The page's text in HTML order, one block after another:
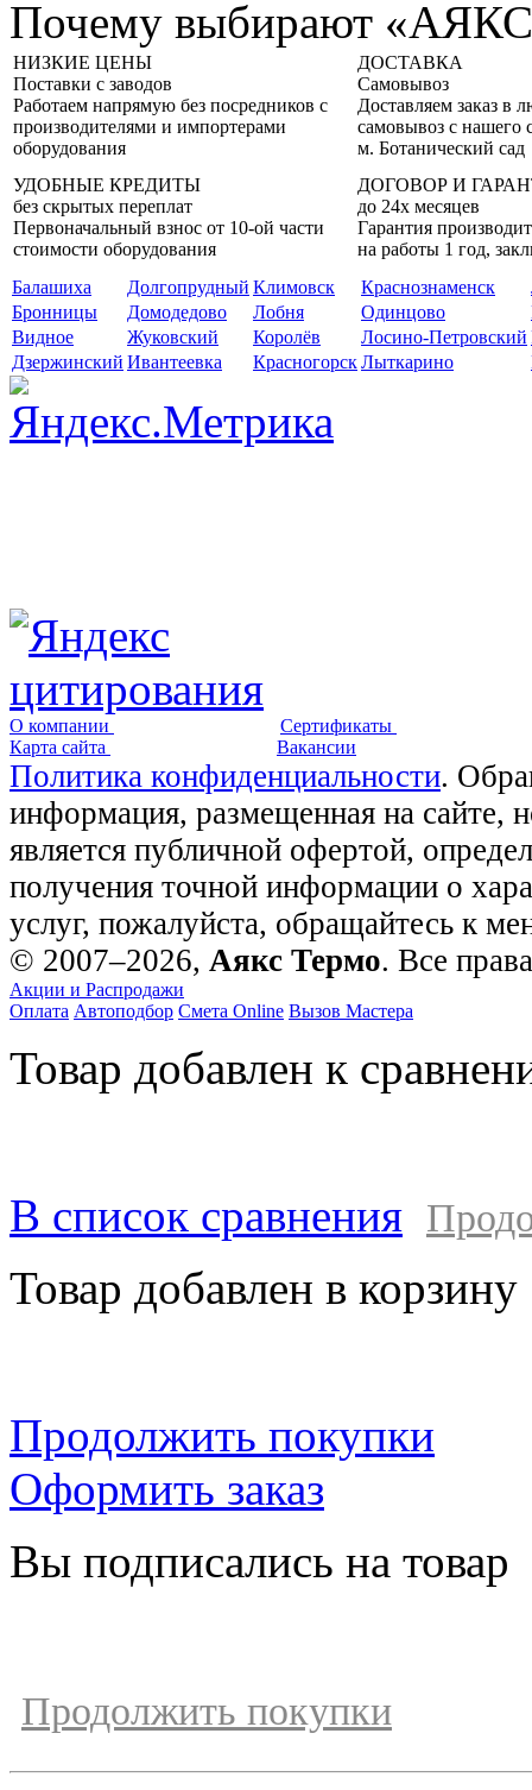
Почему выбирают
НИЗКИЕ ЦЕНЫ
Поставки с заводов
Работаем напрямую без посредников с
производителями и импортерами
оборудования
ДОСТАВКА
Самовывоз
Доставляем заказ в
самовывоз с нашего
м. Ботанический сад
УДОБНЫЕ КРЕДИТЫ
без скрытых переплат
Первоначальный взнос от 10-ой части
стоимости оборудования
ДОГОВОР И
до 24х месяцев
Гарантия
на работы 1 год,
Балашиха
Долгопрудный Климовск Краснознаменск
Бронницы
Домодедово Лобня Одинцово
Видное
Жуковский Королёв Лосино-Петровский
Дзержинский Ивантеевка КрасногорскЛыткарино
О компании
Сертификаты
Карта сайта
Вакансии
Политика конфиденциальности.
информация, размещенная на сайте,
является публичной офертой,
получения точной информации о
услуг, пожалуйста, обращайтесь к
© 2007–2026, Аякс Термо. Все
Акции и Распродажи
Оплата Автоподбор Смета Online Вызов Мастера
Товар добавлен к
В список сравнения
Товар добавлен в корзину
Продолжить покупки
Оформить заказ
Вы подписались на товар
Продолжить покупки